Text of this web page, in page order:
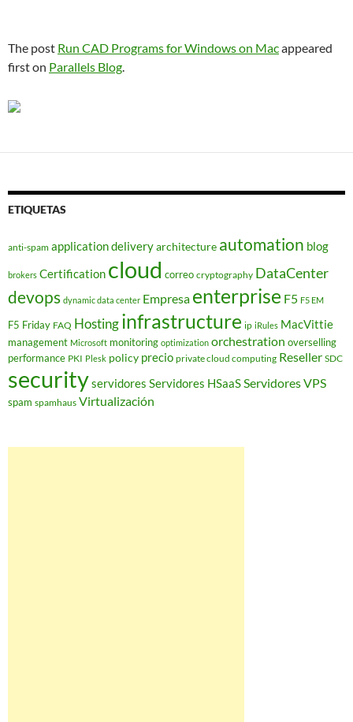
The post Run CAD Programs for Windows on Macappeared
first on Parallels Blog.
ETIQUETAS
anti-spam application deliveryarchitecture automation blog
brokers Certification cloud correo cryptography DataCenter
devops dynamic data center Empresa enterprise F5 F5 EM
F5 Friday FAQ Hostinginfrastructure ip iRules MacVittie
management Microsoft monitoring optimization orchestration overselling
performance PKI Plesk policy precio private cloud computing Reseller SDC
securityservidores Servidores HSaaSServidores VPS
spam spamhaus Virtualización